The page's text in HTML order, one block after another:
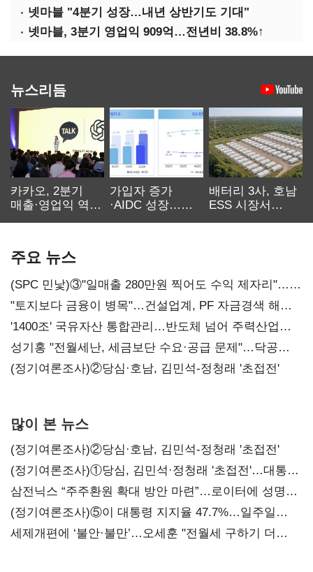
넷마블 "4분기 성장…내년 상반기도 기대"
넷마블, 3분기 영업익 909억…전년비 38.8%↑
뉴스리듬
카카오, 2분기
매출·영업익 역대
가입자 증가
·AIDC 성장…
배터리 3사, 호남
ESS 시장서
주요 뉴스
(SPC 민낯)③"일매출 280만원 찍어도 수익 제자리"…
점주 울리는 '상시 할인'
"토지보다 금융이 병목"…건설업계, PF 자금경색 해소
목소리
'1400조' 국유자산 통합관리…반도체 넘어 주력산업
구조혁신
성기홍 "전월세난, 세금보단 수요·공급 문제"…닥공
시사
(정기여론조사)②당심·호남, 김민석-정청래 '초접전'
많이 본 뉴스
(정기여론조사)②당심·호남, 김민석-정청래 '초접전'
(정기여론조사)①당심, 김민석·정청래 '초접전'…대통령
지지도 '50% 아래로'(종합)
삼전닉스 “주주환원 확대 방안 마련”…로이터에 성명
보내
(정기여론조사)⑤이 대통령 지지율 47.7%…일주일
만에 다시 40%대
세제개편에 ‘불안·불만’…오세훈 "전월세 구하기 더